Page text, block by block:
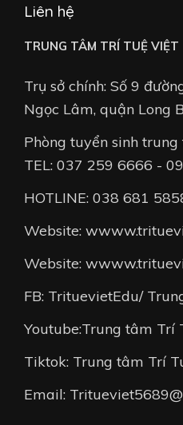
Liên hệ
TRUNG TÂM TRÍ TUỆ VIỆT
Trụ sở chính: Số 9
Ngọc Lâm, quận Long
Phòng tuyển sinh
TEL: 037 259 6666 -
HOTLINE: 038 681
Website:
Website:
FB: TrituevietEdu/
Youtube:Trung tâm Trí
Tiktok: Trung tâm Trí
Email: